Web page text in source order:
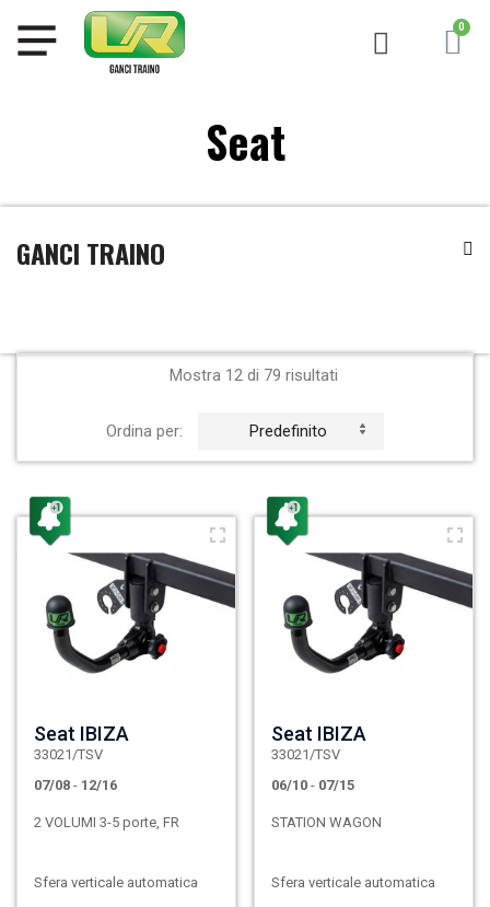
Seat
GANCI TRAINO
Mostra 12 di 79 risultati
Ordina per: Predefinito
Seat IBIZA
33021/TSV
07/08 - 12/16
2 VOLUMI 3-5 porte, FR
Sfera verticale automatica
Seat IBIZA
33021/TSV
06/10 - 07/15
STATION WAGON
Sfera verticale automatica